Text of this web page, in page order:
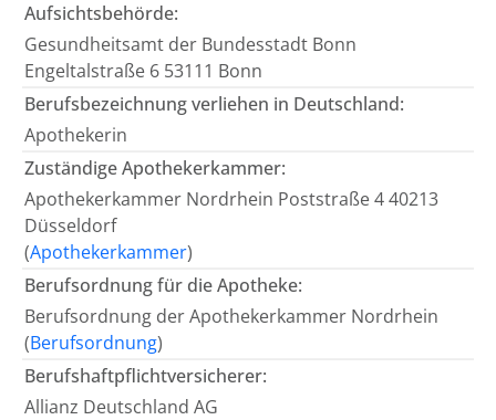
Aufsichtsbehörde:
Gesundheitsamt der Bundesstadt Bonn
Engeltalstraße 6 53111 Bonn
Berufsbezeichnung verliehen in Deutschland:
Apothekerin
Zuständige Apothekerkammer:
Apothekerkammer Nordrhein Poststraße 4 40213
Düsseldorf
(Apothekerkammer)
Berufsordnung für die Apotheke:
Berufsordnung der Apothekerkammer Nordrhein
(Berufsordnung)
Berufshaftpflichtversicherer:
Allianz Deutschland AG